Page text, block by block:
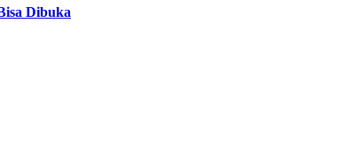
Dibuka